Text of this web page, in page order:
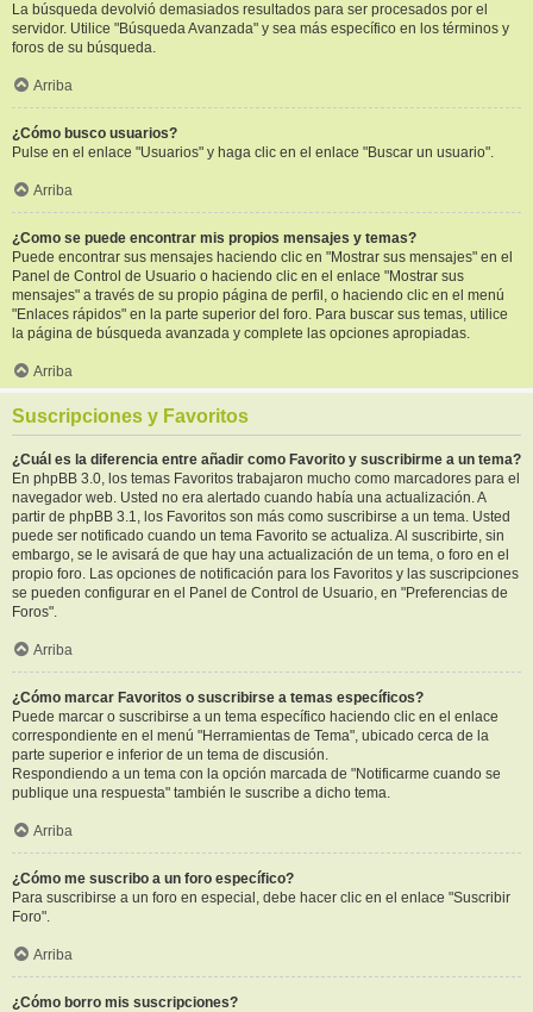
La búsqueda devolvió demasiados resultados para ser procesados por el
servidor. Utilice "Búsqueda Avanzada" y sea más específico en los términos y
foros de su búsqueda.
Arriba
¿Cómo busco usuarios?
Pulse en el enlace "Usuarios" y haga clic en el enlace "Buscar un usuario".
Arriba
¿Como se puede encontrar mis propios mensajes y temas?
Puede encontrar sus mensajes haciendo clic en "Mostrar sus mensajes" en el
Panel de Control de Usuario o haciendo clic en el enlace "Mostrar sus
mensajes" a través de su propio página de perfil, o haciendo clic en el menú
"Enlaces rápidos" en la parte superior del foro. Para buscar sus temas, utilice
la página de búsqueda avanzada y complete las opciones apropiadas.
Arriba
Suscripciones y Favoritos
¿Cuál es la diferencia entre añadir como Favorito y suscribirme a un tema?
En phpBB 3.0, los temas Favoritos trabajaron mucho como marcadores para el
navegador web. Usted no era alertado cuando había una actualización. A
partir de phpBB 3.1, los Favoritos son más como suscribirse a un tema. Usted
puede ser notificado cuando un tema Favorito se actualiza. Al suscribirte, sin
embargo, se le avisará de que hay una actualización de un tema, o foro en el
propio foro. Las opciones de notificación para los Favoritos y las suscripciones
se pueden configurar en el Panel de Control de Usuario, en "Preferencias de
Foros".
Arriba
¿Cómo marcar Favoritos o suscribirse a temas específicos?
Puede marcar o suscribirse a un tema específico haciendo clic en el enlace
correspondiente en el menú "Herramientas de Tema", ubicado cerca de la
parte superior e inferior de un tema de discusión.
Respondiendo a un tema con la opción marcada de "Notificarme cuando se
publique una respuesta" también le suscribe a dicho tema.
Arriba
¿Cómo me suscribo a un foro específico?
Para suscribirse a un foro en especial, debe hacer clic en el enlace "Suscribir
Foro".
Arriba
¿Cómo borro mis suscripciones?